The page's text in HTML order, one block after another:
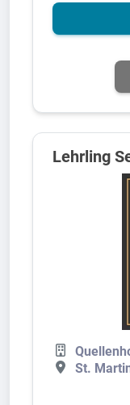
Lehrling
St.